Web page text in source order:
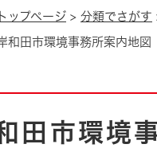
住民票・戸籍
救急・消防
上水道・下
学校 観光
トップページ > 分類でさがす
和田市環境事務所案内地図
田市環境